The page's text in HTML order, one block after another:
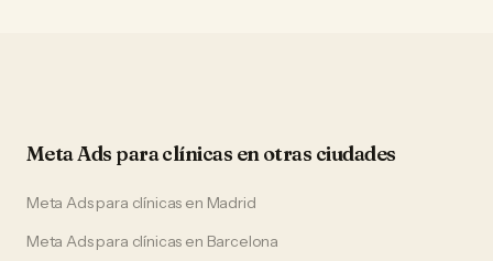
Meta Ads paraclínicas en otras ciudades
Meta Adspara clínicas en Madrid
Meta Adspara clínicas en Barcelona